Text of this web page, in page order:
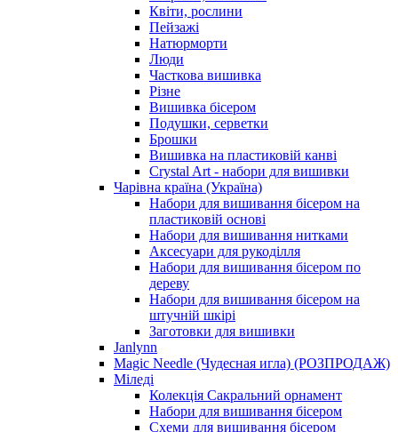
Квіти, рослини
Пейзажі
Натюрморти
Люди
Часткова вишивка
Різне
Вишивка бісером
Подушки, серветки
Брошки
Вишивка на пластиковій канві
Crystal Art - набори для вишивки
Чарівна країна (Україна)
Набори для вишивання бісером на
пластиковій основі
Набори для вишивання нитками
Аксесуари для рукоділля
Набори для вишивання бісером по
дереву
Набори для вишивання бісером на
штучній шкірі
Заготовки для вишивки
Janlynn
Magic Needle (Чудесная игла) (РОЗПРОДАЖ)
Міледі
Колекція Сакральний орнамент
Набори для вишивання бісером
Схеми для вишивання бісером